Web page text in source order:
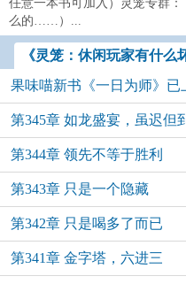
任意一本书可加入）灵笼专群
么的……）...
《灵笼：休闲玩家有什么
果味喵新书《一日为师》已
第345章 如龙盛宴，虽迟但
第344章 领先不等于胜利
第343章 只是一个隐藏
第342章 只是喝多了而已
第341章 金字塔，六进三